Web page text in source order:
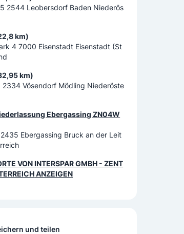
2544 Leobersdorf Baden Niederös
km)
4 7000 Eisenstadt Eisenstadt (St
km)
2334 Vösendorf Mödling Niederöste
Ebergassing ZN04W
Ebergassing Bruck an der Leit
VONINTERSPAR GMBH - ZENT
ANZEIGEN
und teilen